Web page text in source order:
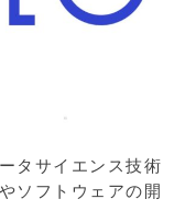
タサイエンス技術
ソフトウェアの開